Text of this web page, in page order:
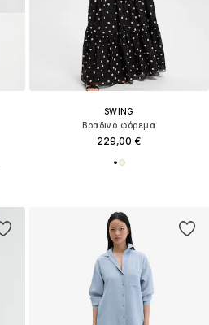
SWING
Βραδινό φόρεμα
229,00 €